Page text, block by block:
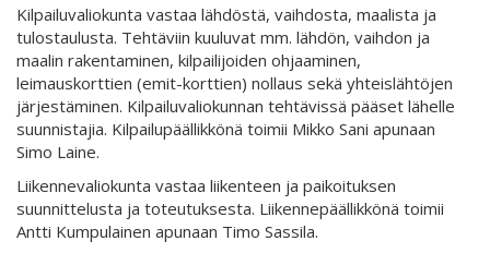
Kilpailuvaliokunta vastaa lähdöstä, vaihdosta, maalista ja
tulostaulusta. Tehtäviin kuuluvat mm. lähdön, vaihdon ja
maalin rakentaminen, kilpailijoiden ohjaaminen,
leimauskorttien (emit-korttien) nollaus sekä yhteislähtöjen
järjestäminen. Kilpailuvaliokunnan tehtävissä pääset lähelle
suunnistajia. Kilpailupäällikkönä toimii Mikko Sani apunaan
Simo Laine.
Liikennevaliokunta vastaa liikenteen ja paikoituksen
suunnittelusta ja toteutuksesta. Liikennepäällikkönä toimii
Antti Kumpulainen apunaan Timo Sassila.